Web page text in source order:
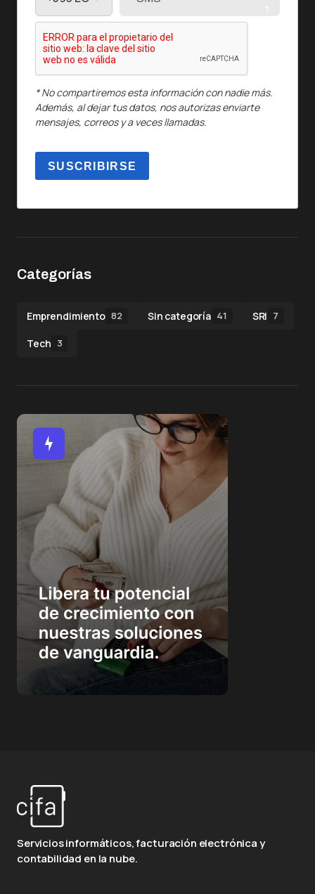
* No compartiremos esta información con nadie más.
Además, al dejar tus datos, nos autorizas enviarte
mensajes, correos y a veces llamadas.
SUSCRIBIRSE
Categorías
Emprendimiento 82 Sin categoría 41 SRI 7
Tech 3
Servicios informáticos, facturación electrónica y
contabilidad en la nube.